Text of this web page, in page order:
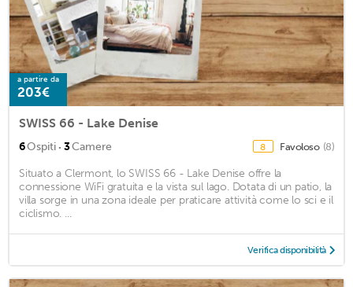
a partire da
203€
SWISS 66 - Lake Denise
6Ospiti · 3Camere 8 Favoloso (8)
Situato a Clermont, lo SWISS 66 - Lake Denise offre la
connessione WiFi gratuita e la vista sul lago. Dotata di un patio, la
villa sorge in una zona ideale per praticare attività come lo sci e il
ciclismo. ...
Verifica disponibilità